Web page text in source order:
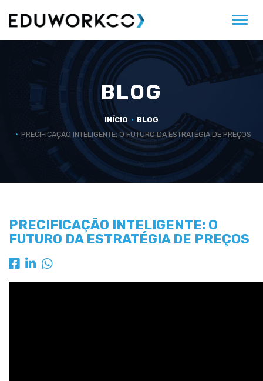
BLOG
INÍCIO
BLOG
PRECIFICAÇÃO INTELIGENTE: O FUTURO DA ESTRATÉGIA DE PREÇOS
PRECIFICAÇÃO INTELIGENTE: O
FUTURO DA ESTRATÉGIA DE PREÇOS